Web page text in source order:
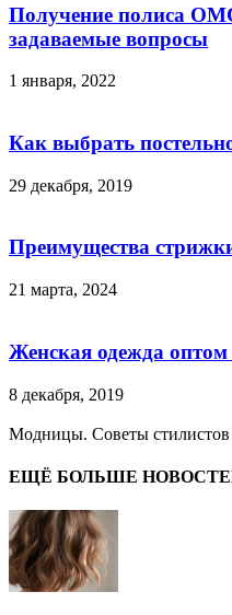
Получение полиса
задаваемые вопросы
1 января, 2022
Как выбрать
29 декабря, 2019
Преимущества
21 марта, 2024
Женская одежда оптом
8 декабря, 2019
Модницы. Советы стилистов
ЕЩЁ БОЛЬШЕ